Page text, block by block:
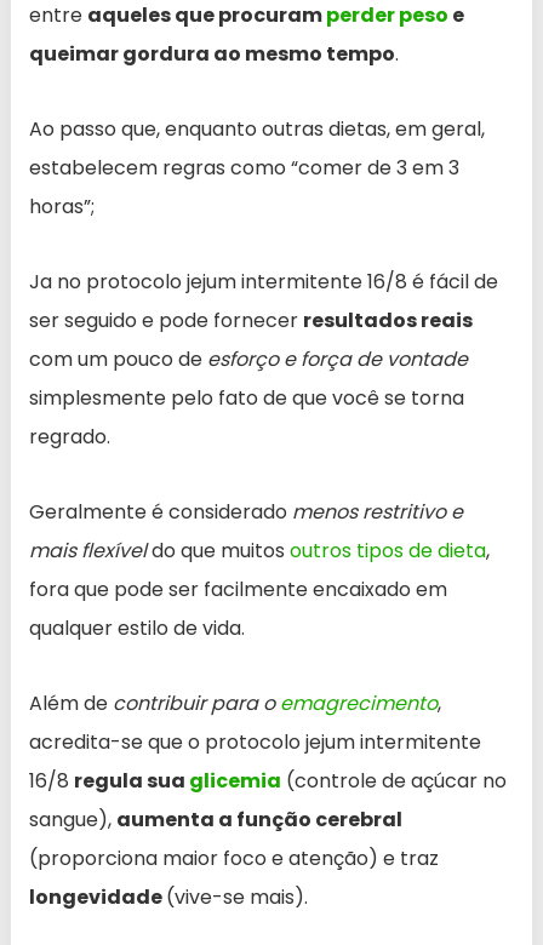
entre aqueles que procuramperder peso e
queimar gordura ao mesmo tempo.
Ao passo que, enquanto outras dietas, em geral,
estabelecem regras como “comer de 3 em 3
horas”;
Ja no protocolo jejum intermitente 16/8 é fácil de
ser seguido e pode fornecer resultados reais
com um pouco de esforço e força de vontade
simplesmente pelo fato de que você se torna
regrado.
Geralmente é considerado menos restritivo e
mais flexíveldo que muitos outros tipos de dieta,
fora que pode ser facilmente encaixado em
qualquer estilo de vida.
Além de contribuir para oemagrecimento,
acredita-se que o protocolo jejum intermitente
16/8 regula sua glicemia (controle de açúcar no
sangue), aumenta a função cerebral
(proporciona maior foco e atenção) e traz
longevidade(vive-se mais).